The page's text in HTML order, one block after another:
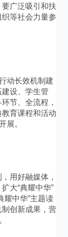
广泛吸引和扶
等社会力量参
动长效机制建
设、学生管
节、全流程，
育课程和活动
展。
用好融媒体，
大“典耀中华”
耀中华”主题读
创新成果，营